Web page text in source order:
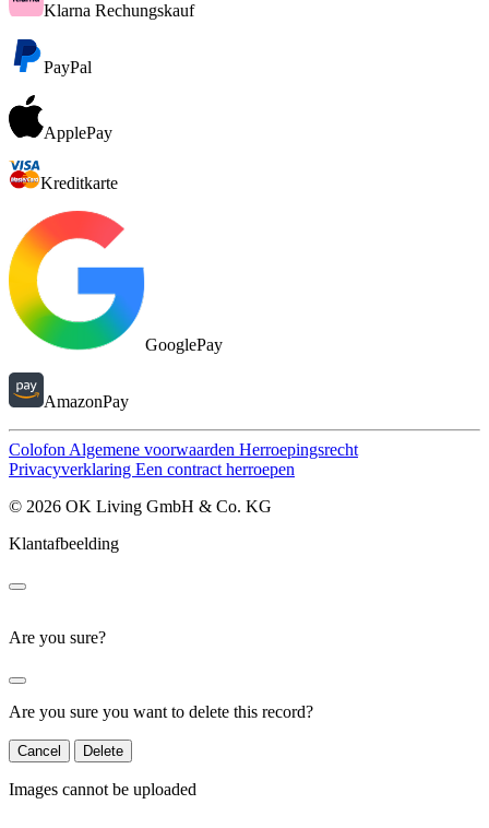
Klarna Rechungskauf
PayPal
ApplePay
Kreditkarte
GooglePay
AmazonPay
ColofonAlgemene voorwaarden Herroepingsrecht
Privacyverklaring Een contract herroepen
© 2026 OK Living GmbH & Co. KG
Klantafbeelding
Are you sure?
Are you sure you want to delete this record?
Cancel Delete
Images cannot be uploaded